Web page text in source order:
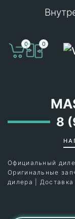
0 0
8
Официальный
Оригинальные
дилера | Доставка